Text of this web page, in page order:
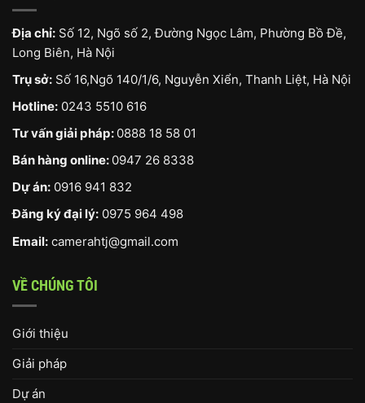
Địa chỉ: Số 12, Ngõ số 2, Đường Ngọc Lâm, Phường Bồ Đề,
Long Biên, Hà Nội
Trụ sở: Số 16,Ngõ 140/1/6, Nguyễn Xiển, Thanh Liệt, Hà Nội
Hotline: 0243 5510 616
Tư vấn giải pháp: 0888 18 58 01
Bán hàng online: 0947 26 8338
Dự án: 0916 941 832
Đăng ký đại lý: 0975 964 498
Email: camerahtj@gmail.com
VỀ CHÚNG TÔI
Giới thiệu
Giải pháp
Dự án